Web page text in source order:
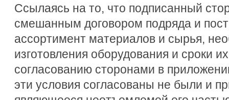
Ссылаясь на то, что подписанный
смешанным договором подряда и
ассортимент материалов и сырья,
изготовления оборудования и сроки
согласованию сторонами в
эти условия согласованы не были и